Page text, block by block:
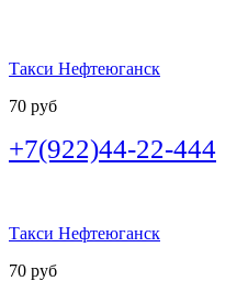
Такси Нефтеюганск
70 руб
+7(922)44-22-444
Такси Нефтеюганск
70 руб